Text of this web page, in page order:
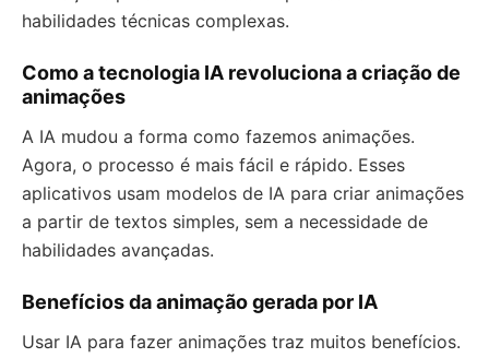
habilidades técnicas complexas.
Como a tecnologia IA revoluciona a criação de
animações
A IA mudou a forma como fazemos animações.
Agora, o processo é mais fácil e rápido. Esses
aplicativos usam modelos de IA para criar animações
a partir de textos simples, sem a necessidade de
habilidades avançadas.
Benefícios da animação gerada por IA
Usar IA para fazer animações traz muitos benefícios.